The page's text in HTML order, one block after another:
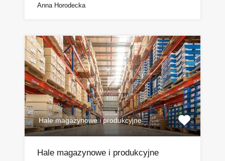
Anna Horodecka
Hale magazynowe i produkcyjne
Hale magazynowe i produkcyjne